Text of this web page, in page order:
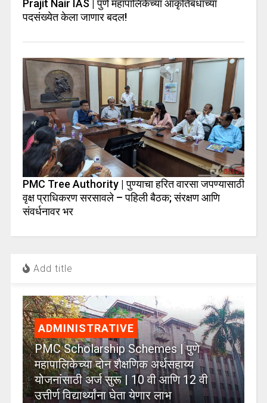
Prajit Nair IAS | पुणे महापालिकेच्या आकृतिबंधाच्या
पदसंख्येत केला जाणार बदल!
PMC Tree Authority | पुण्याचा हरित वारसा जपण्यासाठी
वृक्ष प्राधिकरण सरसावले – पहिली बैठक; संरक्षण आणि
संवर्धनावर भर
Add title
ADMINISTRATIVE
PMC Scholarship Schemes | पुणे
महापालिकेच्या दोन शैक्षणिक अर्थसहाय्य
योजनांसाठी अर्ज सुरू | 10 वी आणि 12 वी
उत्तीर्ण विद्यार्थ्यांना घेता येणार लाभ